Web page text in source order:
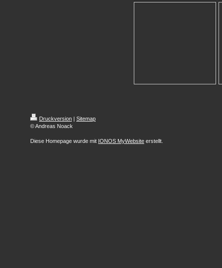
Druckversion | Sitemap
© Andreas Noack
Diese Homepage wurde mit IONOS MyWebsite erstellt.